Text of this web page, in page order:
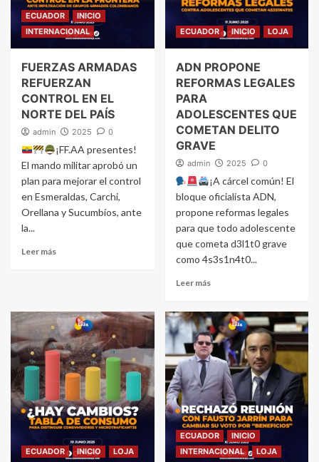
ECUADOR
INICIO
INTERNACIONAL
FUERZAS ARMADAS
REFUERZAN
CONTROL EN EL
NORTE DEL PAÍS
admin 2025 0
¡FF.AA presentes!
El mando militar aprobó un
plan para mejorar el control
en Esmeraldas, Carchi,
Orellana y Sucumbíos, ante
la...
Leer más
ECUADOR INICIO LOJA
ADN PROPONE
REFORMAS LEGALES
PARA
ADOLESCENTES QUE
COMETAN DELITO
GRAVE
admin 2025 0
¡A cárcel común! El
bloque oficialista ADN,
propone reformas legales
para que todo adolescente
que cometa d3l1t0 grave
como 4s3s1n4t0...
Leer más
ECUADOR INICIO LOJA
ECUADOR
INICIO
INTERNACIONAL
LOJA